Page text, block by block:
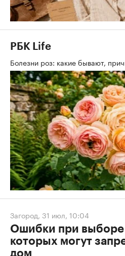
РБК Life
Болезни роз: какие бывают,
Загород, 31 июл, 10:04
Ошибки при выборе
которых могут
дом